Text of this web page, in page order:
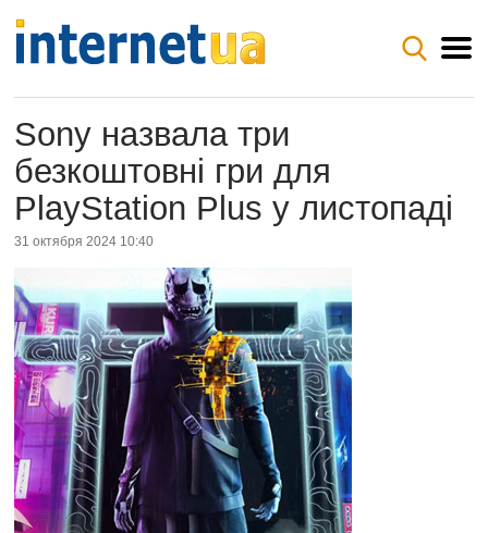
Sony назвала три
безкоштовні гри для
PlayStation Plus у листопаді
31 октября 2024 10:40